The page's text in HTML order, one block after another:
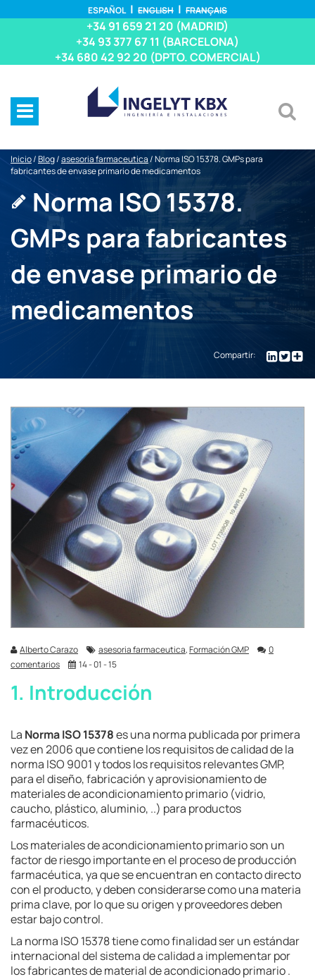
ESPAÑOL ENGLISH FRANÇAIS
+34 91 659 21 20 (MADRID)
+34 93 377 67 11 (BARCELONA)
+34 680 42 92 20 (DPTO. COMERCIAL)
Inicio/Blog/asesoria farmaceutica/Norma ISO 15378. GMPs para
fabricantes de envase primario de medicamentos
Norma ISO 15378.
GMPs para fabricantes
de envase primario de
medicamentos
Compartir:
Alberto Carazo asesoria farmaceutica,Formación GMP
0
comentarios
14 - 01 - 15
1. Introducción
La Norma ISO 15378es una norma publicada por primera
vez en 2006 que contiene los requisitos de calidad de la
norma ISO 9001 y todos los requisitos relevantes GMP,
para el diseño, fabricación y aprovisionamiento de
materiales de acondicionamiento primario (vidrio,
caucho, plástico, aluminio, ..) para productos
farmacéuticos.
Los materiales de acondicionamiento primario son un
factor de riesgo importante en el proceso de producción
farmacéutica, ya que se encuentran en contacto directo
con el producto, y deben considerarse como una materia
prima clave, por lo que su origen y proveedores deben
estar bajo control.
La norma ISO 15378 tiene como finalidad ser un estándar
internacional del sistema de calidad a implementar por
los fabricantes de material de acondicionado primario .